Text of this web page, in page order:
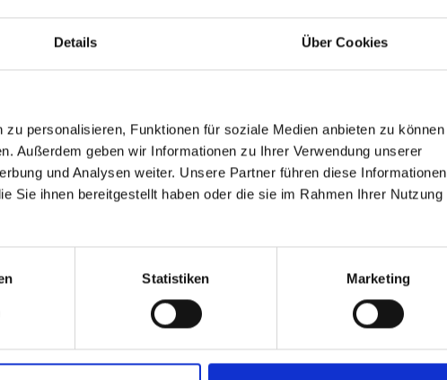
Details Über Cookies
personalisieren, Funktionen für soziale Medien anbieten zu können
Außerdem geben wir Informationen zu Ihrer Verwendung unserer
und Analysen weiter. Unsere Partner führen diese Informationen
Sie ihnen bereitgestellt haben oder die sie im Rahmen Ihrer Nutzung
Statistiken Marketing
SKYLINESHUTTLE - TAXI, BIKESHUTTLE
Hofgasse 71
39021
www.freeride-vinschgau.com